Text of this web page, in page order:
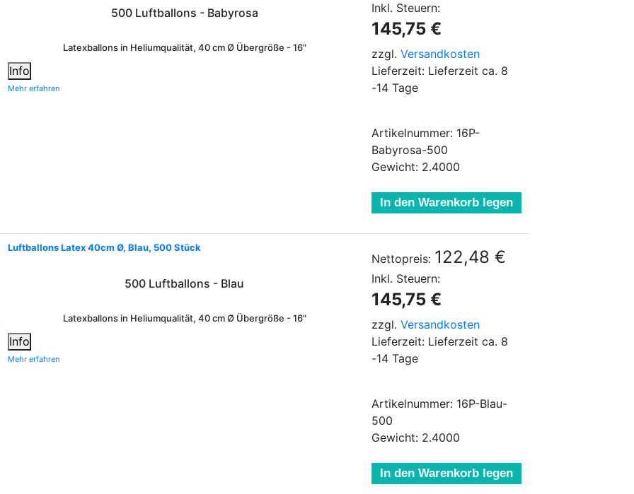
500 Luftballons - Babyrosa
Latexballons in Heliumqualität, 40 cm Ø Übergröße - 16"
Info
Mehr erfahren
Inkl. Steuern:
145,75 €
zzgl. Versandkosten
Lieferzeit: Lieferzeit ca. 8
-14 Tage
Artikelnummer: 16P-
Babyrosa-500
Gewicht: 2.4000
In den Warenkorb legen
Luftballons Latex 40cm Ø, Blau, 500 Stück
500 Luftballons - Blau
Latexballons in Heliumqualität, 40 cm Ø Übergröße - 16"
Info
Mehr erfahren
Nettopreis: 122,48 €
Inkl. Steuern:
145,75 €
zzgl. Versandkosten
Lieferzeit: Lieferzeit ca. 8
-14 Tage
Artikelnummer: 16P-Blau-
500
Gewicht: 2.4000
In den Warenkorb legen